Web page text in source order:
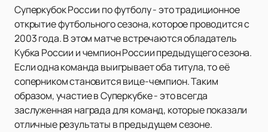
Суперкубок России по футболу - это традиционное
открытие футбольного сезона, которое проводится с
2003 года. В этом матче встречаются обладатель
Кубка России и чемпион России предыдущего сезона.
Если одна команда выигрывает оба титула, то её
соперником становится вице-чемпион. Таким
образом, участие в Суперкубке - это всегда
заслуженная награда для команд, которые показали
отличные результаты в предыдущем сезоне.